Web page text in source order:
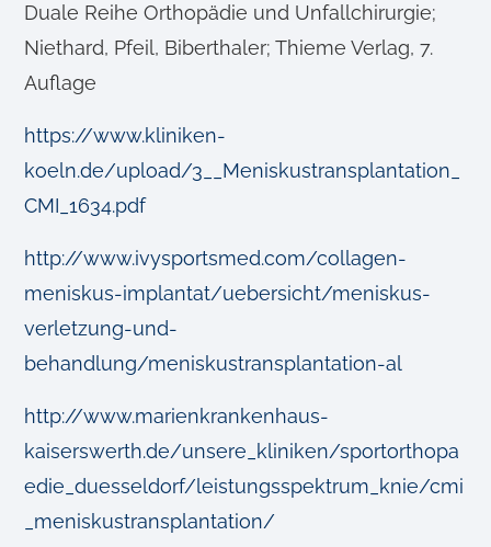
Duale Reihe Orthopädie und Unfallchirurgie;
Niethard, Pfeil, Biberthaler; Thieme Verlag, 7.
Auflage
https://www.kliniken-
koeln.de/upload/3__Meniskustransplantation_
CMI_1634.pdf
http://www.ivysportsmed.com/collagen-
meniskus-implantat/uebersicht/meniskus-
verletzung-und-
behandlung/meniskustransplantation-al
http://www.marienkrankenhaus-
kaiserswerth.de/unsere_kliniken/sportorthopa
edie_duesseldorf/leistungsspektrum_knie/cmi
_meniskustransplantation/